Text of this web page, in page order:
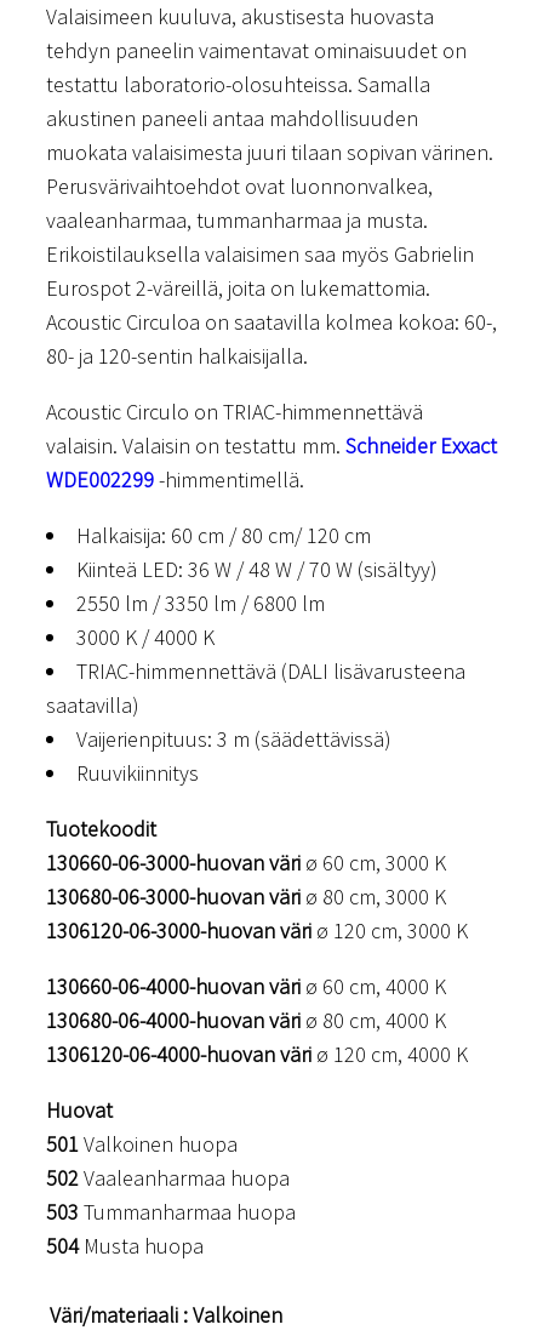
Valaisimeen kuuluva, akustisesta huovasta
tehdyn paneelin vaimentavat ominaisuudet on
testattu laboratorio-olosuhteissa. Samalla
akustinen paneeli antaa mahdollisuuden
muokata valaisimesta juuri tilaan sopivan värinen.
Perusvärivaihtoehdot ovat luonnonvalkea,
vaaleanharmaa, tummanharmaa ja musta.
Erikoistilauksella valaisimen saa myös Gabrielin
Eurospot 2-väreillä, joita on lukemattomia.
Acoustic Circuloa on saatavilla kolmea kokoa: 60-,
80- ja 120-sentin halkaisijalla.
Acoustic Circulo on TRIAC-himmennettävä
valaisin. Valaisin on testattu mm. Schneider Exxact
WDE002299-himmentimellä.
Halkaisija: 60 cm / 80 cm/ 120 cm
Kiinteä LED: 36 W / 48 W / 70 W (sisältyy)
2550 lm / 3350 lm / 6800 lm
3000 K / 4000 K
TRIAC-himmennettävä (DALI lisävarusteena
saatavilla)
Vaijerienpituus: 3 m (säädettävissä)
Ruuvikiinnitys
Tuotekoodit
130660-06-3000-huovan väri ø 60 cm, 3000 K
130680-06-3000-huovan väri ø 80 cm, 3000 K
1306120-06-3000-huovan väri ø 120 cm, 3000 K
130660-06-4000-huovan väri ø 60 cm, 4000 K
130680-06-4000-huovan väri ø 80 cm, 4000 K
1306120-06-4000-huovan väri ø 120 cm, 4000 K
Huovat
501Valkoinen huopa
502Vaaleanharmaa huopa
503 Tummanharmaa huopa
504Musta huopa
Väri/materiaali : Valkoinen